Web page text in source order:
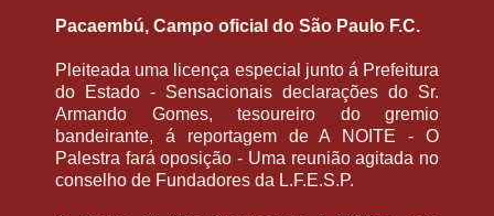
Pacaembú, Campo oficial do São Paulo F.C.
Pleiteada uma licença especial junto á Prefeitura
do Estado - Sensacionais declarações do Sr.
Armando Gomes, tesoureiro do gremio
bandeirante, á reportagem de A NOITE - O
Palestra fará oposição - Uma reunião agitada no
conselho de Fundadores da L.F.E.S.P.